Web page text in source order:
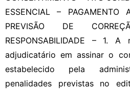
ESSENCIAL –
PREVISÃO DE
RESPONSABILIDADE – 1.
adjudicatário em assinar o
estabelecido pela
penalidades previstas no